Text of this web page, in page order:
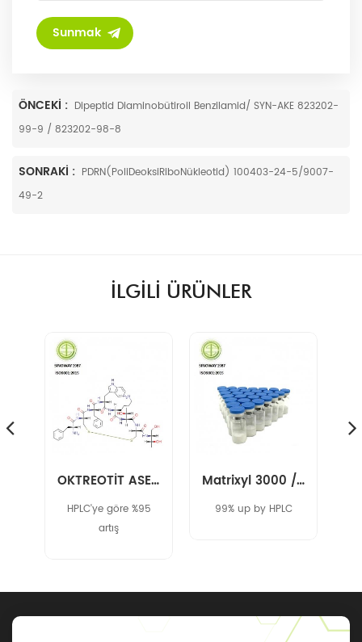
ÖNCEKI : Dipeptid Diaminobütiroil Benzilamid/ SYN-AKE 823202-
99-9 / 823202-98-8
SONRAKI : PDRN(PoliDeoksiRiboNükleotid) 100403-24-5/9007-
49-2
ILGILI ÜRÜNLER
OKTREOTİT ASETAT 83150-76-9
HPLC'ye göre %95
artış
Matrixyl 3000 / Pal-GHK/ Palmitoyl Tripeptide-1
99% up by HPLC